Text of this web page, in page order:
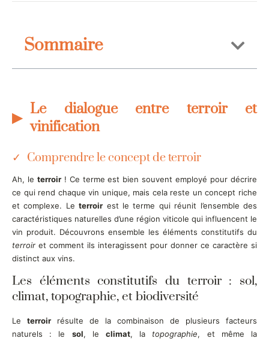
Sommaire
Le dialogue entre terroir et
vinification
Comprendre le concept de terroir
Ah, le terroir! Ce terme est bien souvent employé pour décrire
ce qui rend chaque vin unique, mais cela reste un concept riche
et complexe. Leterroir est le terme qui réunit l’ensemble des
caractéristiques naturelles d’une région viticole qui influencent le
vin produit. Découvrons ensemble les éléments constitutifs du
terroir et comment ils interagissent pour donner ce caractère si
distinct aux vins.
Les éléments constitutifs du terroir : sol,
climat, topographie, et biodiversité
Le terroir résulte de la combinaison de plusieurs facteurs
naturels : le sol, leclimat, la topographie, et même la